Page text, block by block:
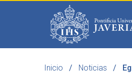
Inicio Noticias